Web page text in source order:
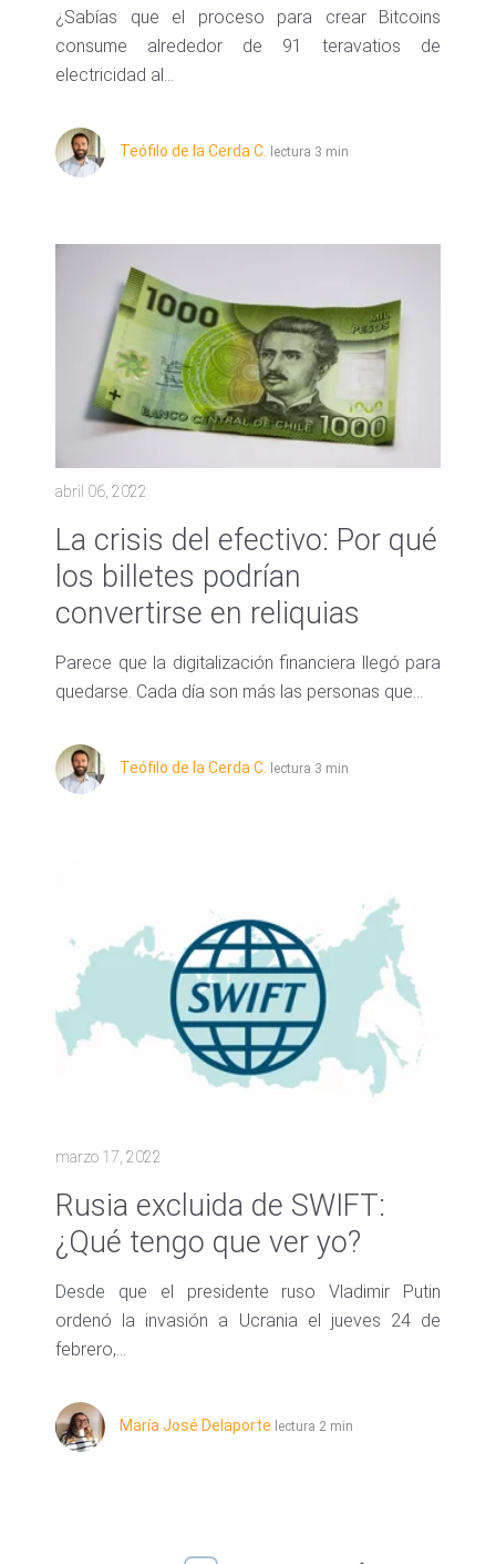
¿Sabías que el proceso para crear Bitcoins
consume alrededor de 91 teravatios de
electricidad al...
Teófilo de la Cerda C. lectura 3 min
abril 06, 2022
La crisis del efectivo: Por qué
los billetes podrían
convertirse en reliquias
Parece que la digitalización financiera llegó para
quedarse. Cada día son más las personas que...
Teófilo de la Cerda C. lectura 3 min
marzo 17, 2022
Rusia excluida de SWIFT:
¿Qué tengo que ver yo?
Desde que el presidente ruso Vladimir Putin
ordenó la invasión a Ucrania el jueves 24 de
febrero,...
María José Delaporte lectura 2 min